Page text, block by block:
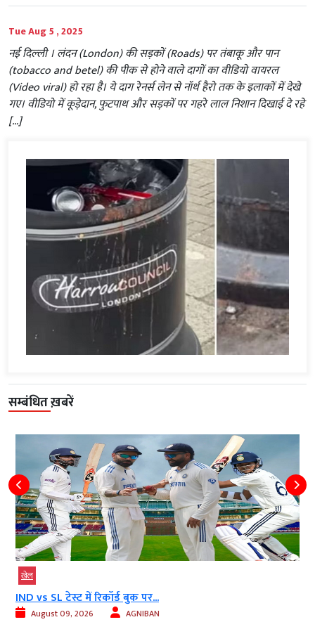
Tue Aug 5 , 2025
नई दिल्‍ली । लंदन (London) की सड़कों (Roads) पर तंबाकू और पान
(tobacco and betel) की पीक से होने वाले दागों का वीडियो वायरल
(Video viral) हो रहा है। ये दाग रेनर्स लेन से नॉर्थ हैरो तक के इलाकों में देखे
गए। वीडियो में कूड़ेदान, फुटपाथ और सड़कों पर गहरे लाल निशान दिखाई दे रहे
[…]
सम्बंधित ख़बरें
खेल
IND vs SL टेस्ट में रिकॉर्ड बुक पर...
August 09, 2026 AGNIBAN